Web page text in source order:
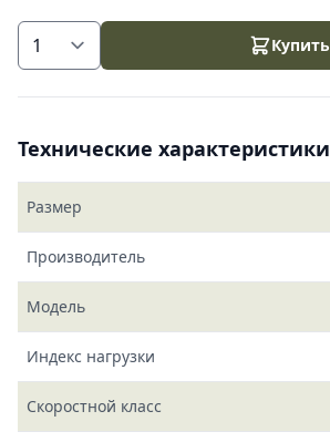
Купить
Технические характеристики
Размер
Производитель
Модель
Индекс нагрузки
Скоростной класс